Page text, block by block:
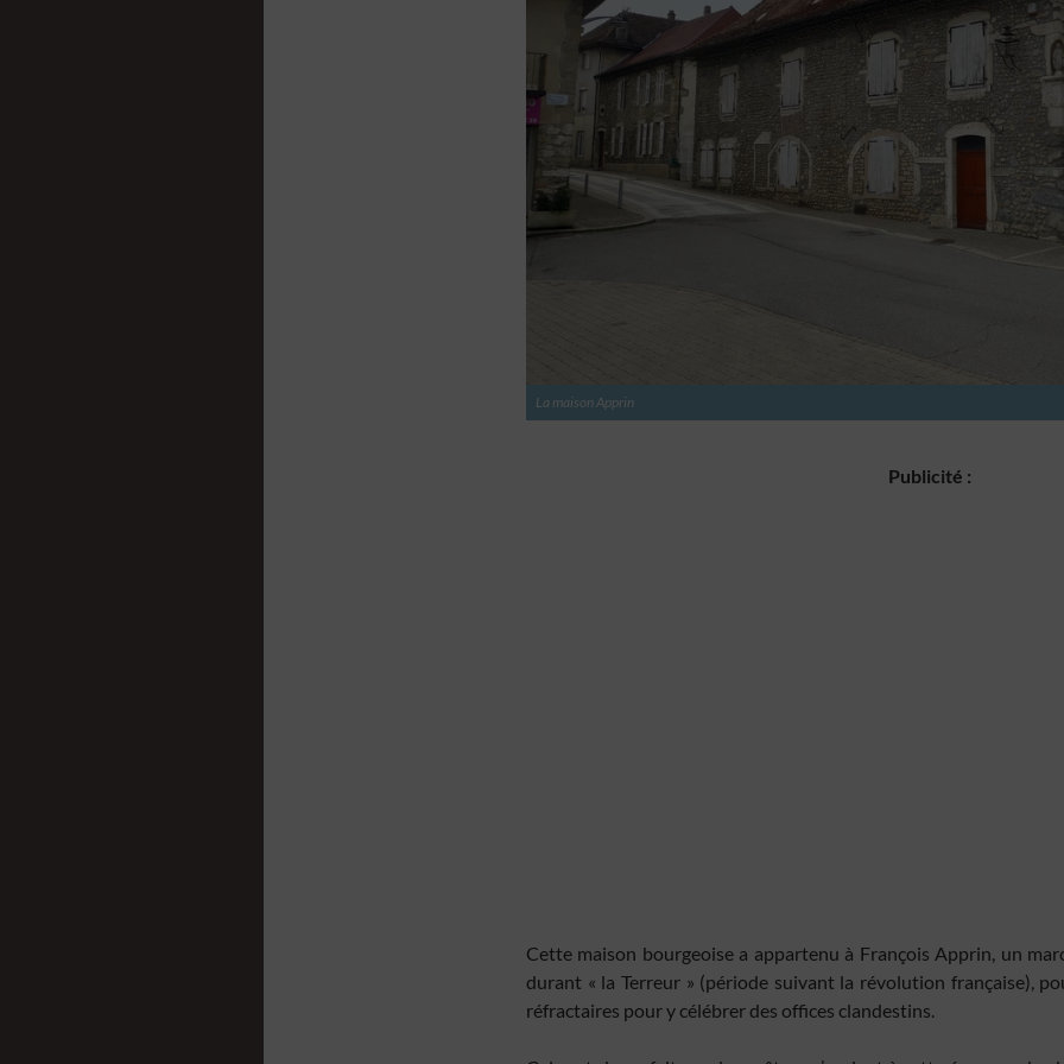
des informations demandées explicitement.
Assurer la sécurité, prévenir et détecter la fraude et réparer les
erreurs, Fournir et présenter des publicités et du contenu,
Enregistrer et communiquer les choix en matière de confidentialité.
La maison Apprin
Publicité :
Cette maison bourgeoise a appartenu à François Apprin, un
durant « la Terreur » (période suivant la révolution française),
réfractaires pour y célébrer des offices clandestins.